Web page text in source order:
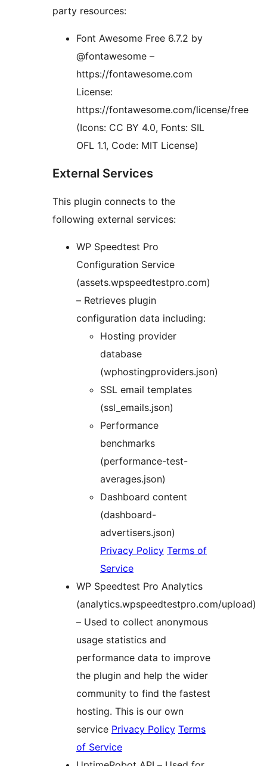
party resources:
Font Awesome Free 6.7.2 by
@fontawesome –
https://fontawesome.com
License:
https://fontawesome.com/license/free
(Icons: CC BY 4.0, Fonts: SIL
OFL 1.1, Code: MIT License)
External Services
This plugin connects to the
following external services:
WP Speedtest Pro
Configuration Service
(assets.wpspeedtestpro.com)
– Retrieves plugin
configuration data including:
Hosting provider
database
(wphostingproviders.json)
SSL email templates
(ssl_emails.json)
Performance
benchmarks
(performance-test-
averages.json)
Dashboard content
(dashboard-
advertisers.json)
Privacy Policy Terms of
Service
WP Speedtest Pro Analytics
(analytics.wpspeedtestpro.com/upload)
– Used to collect anonymous
usage statistics and
performance data to improve
the plugin and help the wider
community to find the fastest
hosting. This is our own
service Privacy Policy Terms
of Service